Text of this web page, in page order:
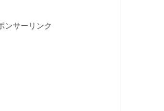
ンサーリンク